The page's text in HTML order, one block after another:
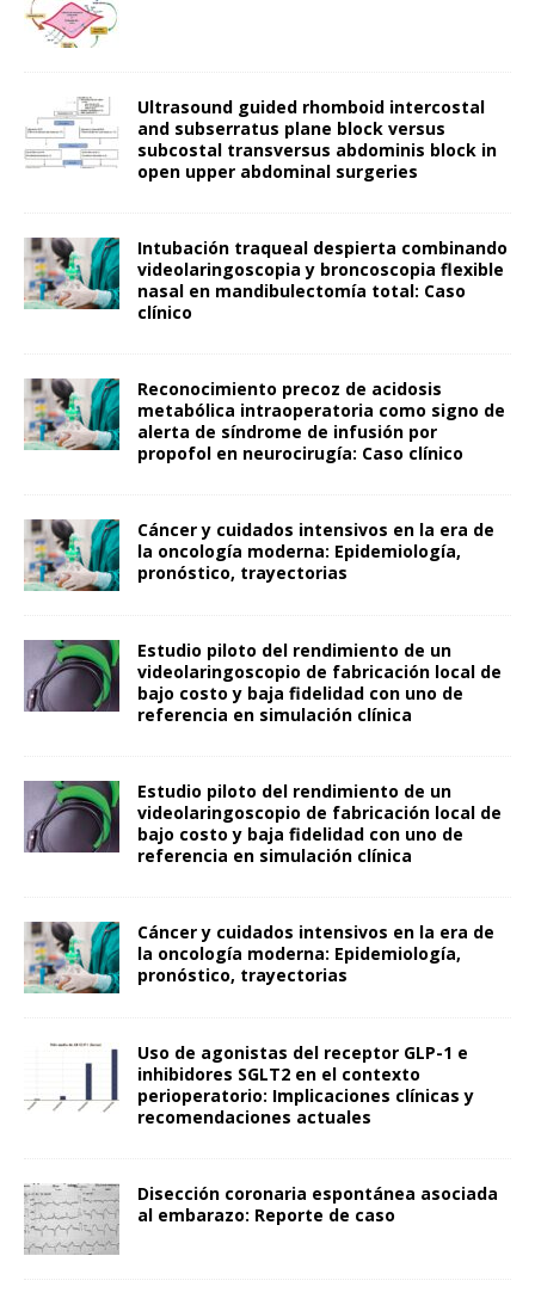
Ultrasound guided rhomboid intercostal
and subserratus plane block versus
subcostal transversus abdominis block in
open upper abdominal surgeries
Intubación traqueal despierta combinando
videolaringoscopia y broncoscopia flexible
nasal en mandibulectomía total: Caso
clínico
Reconocimiento precoz de acidosis
metabólica intraoperatoria como signo de
alerta de síndrome de infusión por
propofol en neurocirugía: Caso clínico
Cáncer y cuidados intensivos en la era de
la oncología moderna: Epidemiología,
pronóstico, trayectorias
Estudio piloto del rendimiento de un
videolaringoscopio de fabricación local de
bajo costo y baja fidelidad con uno de
referencia en simulación clínica
Estudio piloto del rendimiento de un
videolaringoscopio de fabricación local de
bajo costo y baja fidelidad con uno de
referencia en simulación clínica
Cáncer y cuidados intensivos en la era de
la oncología moderna: Epidemiología,
pronóstico, trayectorias
Uso de agonistas del receptor GLP-1 e
inhibidores SGLT2 en el contexto
perioperatorio: Implicaciones clínicas y
recomendaciones actuales
Disección coronaria espontánea asociada
al embarazo: Reporte de caso